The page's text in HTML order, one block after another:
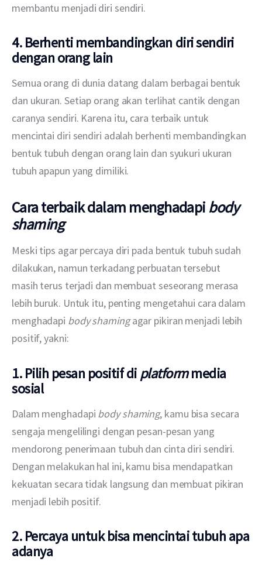
membantu menjadi diri sendiri.
4. Berhenti membandingkan diri sendiri
dengan orang lain
Semua orang di dunia datang dalam berbagai bentuk
dan ukuran. Setiap orang akan terlihat cantik dengan
caranya sendiri. Karena itu, cara terbaik untuk
mencintai diri sendiri adalah berhenti membandingkan
bentuk tubuh dengan orang lain dan syukuri ukuran
tubuh apapun yang dimiliki.
Cara terbaik dalam menghadapi body
shaming
Meski tips agar percaya diri pada bentuk tubuh sudah
dilakukan, namun terkadang perbuatan tersebut
masih terus terjadi dan membuat seseorang merasa
lebih buruk. Untuk itu, penting mengetahui cara dalam
menghadapi body shaming agar pikiran menjadi lebih
positif, yakni:
1. Pilih pesan positif di platformmedia
sosial
Dalam menghadapi body shaming, kamu bisa secara
sengaja mengelilingi dengan pesan-pesan yang
mendorong penerimaan tubuh dan cinta diri sendiri.
Dengan melakukan hal ini, kamu bisa mendapatkan
kekuatan secara tidak langsung dan membuat pikiran
menjadi lebih positif.
2. Percaya untuk bisa mencintai tubuh apa
adanya